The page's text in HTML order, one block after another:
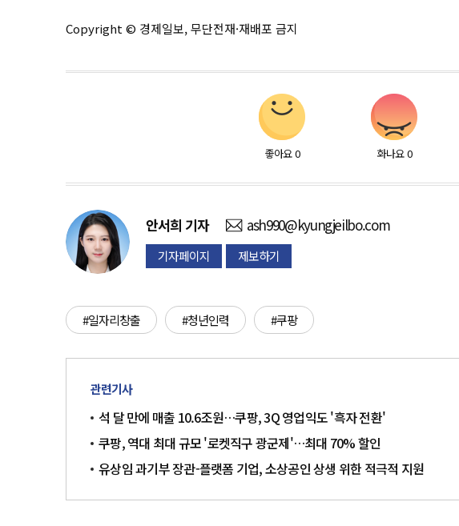
Copyright © 경제일보, 무단전재·재배포 금지
좋아요 0 화나요 0
안서희 기자 ash990@kyungjeilbo.com
기자페이지 제보하기
#일자리창출 #청년인력 #쿠팡
관련기사
석 달 만에 매출 10.6조원…쿠팡, 3Q 영업익도 '흑자 전환'
쿠팡, 역대 최대 규모 '로켓직구 광군제'…최대 70% 할인
유상임 과기부 장관-플랫폼 기업, 소상공인 상생 위한 적극적 지원